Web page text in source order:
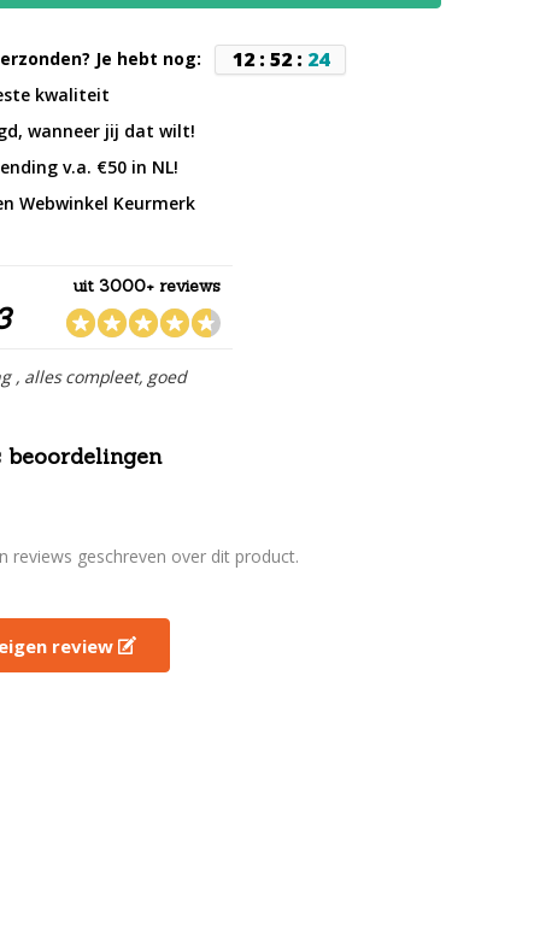
Je hebt nog: 12: 52: 23
kwaliteit
wanneer jij dat wilt!
v.a. €50 in NL!
Webwinkel Keurmerk
uit 3000+ reviews
, alles compleet, goed
beoordelingen
reviews geschreven over dit product.
review